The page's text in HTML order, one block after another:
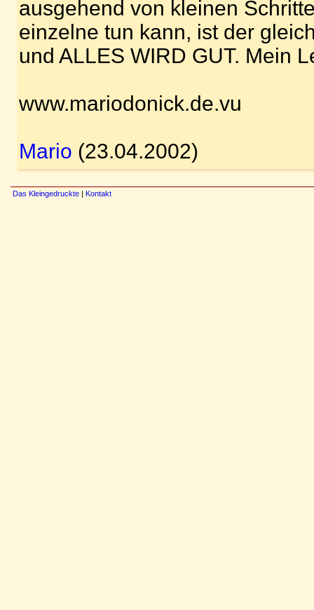
ausgehend von kleinen
einzelne tun kann, ist der
und ALLES WIRD GUT. Mein
www.mariodonick.de.vu
Mario (23.04.2002)
Das Kleingedruckte | Kontakt